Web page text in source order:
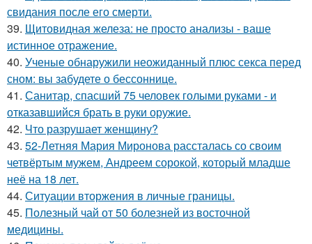
свидания после его смерти.
39. Щитовидная железа: не просто анализы - ваше
истинное отражение.
40. Ученые обнаружили неожиданный плюс секса перед
сном: вы забудете о бессоннице.
41. Санитар, спасший 75 человек голыми руками - и
отказавшийся брать в руки оружие.
42. Что разрушает женщину?
43. 52-Летняя Мария Миронова рассталась со своим
четвёртым мужем, Андреем сорокой, который младше
неё на 18 лет.
44. Ситуации вторжения в личные границы.
45. Полезный чай от 50 болезней из восточной
медицины.